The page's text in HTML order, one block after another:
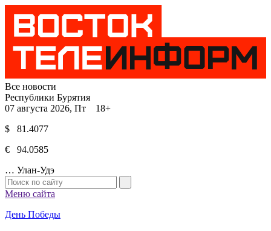
Все новости
Республики Бурятия
07 августа 2026, Пт 18+
$ 81.4077
€ 94.0585
… Улан-Удэ
Меню сайта
День Победы